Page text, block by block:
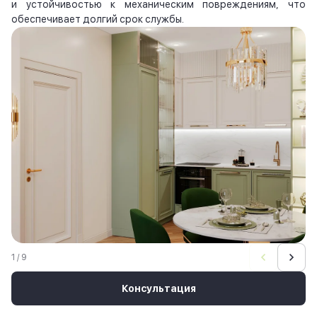
и устойчивостью к механическим повреждениям, что
обеспечивает долгий срок службы.
Консультация
1 / 9